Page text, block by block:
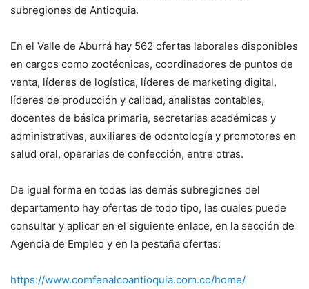
subregiones de Antioquia.
En el Valle de Aburrá hay 562 ofertas laborales disponibles
en cargos como zootécnicas, coordinadores de puntos de
venta, líderes de logística, líderes de marketing digital,
líderes de producción y calidad, analistas contables,
docentes de básica primaria, secretarias académicas y
administrativas, auxiliares de odontología y promotores en
salud oral, operarias de confección, entre otras.
De igual forma en todas las demás subregiones del
departamento hay ofertas de todo tipo, las cuales puede
consultar y aplicar en el siguiente enlace, en la sección de
Agencia de Empleo y en la pestaña ofertas:
https://www.comfenalcoantioquia.com.co/home/